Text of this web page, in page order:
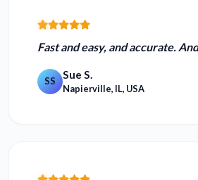
Fast and easy, and accurate.
SS Sue S.
Napierville, IL, USA